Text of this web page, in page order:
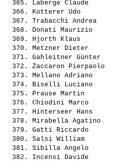
  365.
Laberge Claude
  366.
Kotterer Udo
  367.
Trabacchi Andrea
  368.
Donati Maurizio
  369.
Hjorth Klaus
  370.
Metzner Dieter
  371.
Gahleitner Günter
  372.
Zaccaron Pierpaolo
  373.
Mellano Adriano
  374.
Biselli Luciano
  375.
Prause Martin
  376.
Chiodini Marco
  377.
Hinterseer Hans
  378.
Mirabella Agatino
  379.
Gatti Riccardo
  380.
Salsi William
  381.
Sibilla Angelo
  382.
Incensi Davide